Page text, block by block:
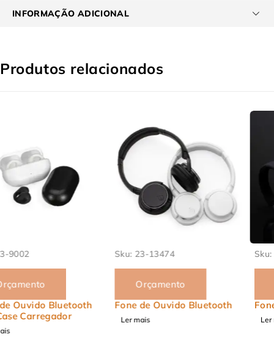
INFORMAÇÃO ADICIONAL
Produtos relacionados
Sku:23-13474
Orçamento
Fone de Ouvido Bluetooth
Ler mais
Sku:23-4363
Orçamento
Fone de Ouvido Bluetooth